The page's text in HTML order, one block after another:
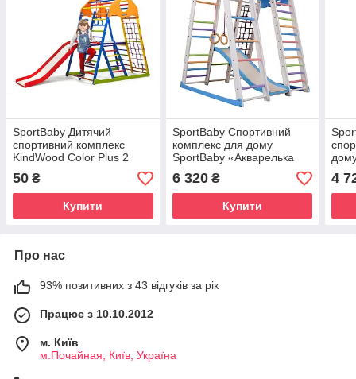
SportBaby Дитячий
спортивний комплекс
KindWood Color Plus 2
50 ₴
Купити
SportBaby Спортивний
комплекс для дому
SportBaby «Акварелька
Sky Plus 1»
6 320₴
Купити
4
Про нас
93% позитивних з 43 відгуків за рік
Працює з 10.10.2012
м. Київ
м.Почайная, Київ, Україна